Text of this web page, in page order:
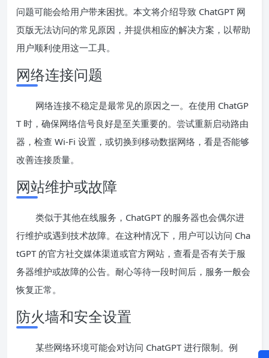
问题可能会给用户带来困扰。本文将介绍导致 ChatGPT 网
页版无法访问的常见原因，并提供相应的解决方案，以帮助
用户顺利使用这一工具。
网络连接问题
网络连接不稳定是最常见的原因之一。在使用 ChatGP
T 时，确保网络信号良好是至关重要的。尝试重新启动路由
器，检查 Wi-Fi 设置，或切换到移动数据网络，看是否能够
改善连接质量。
网站维护或故障
类似于其他在线服务，ChatGPT 的服务器也会偶尔进
行维护或遇到技术故障。在这种情况下，用户可以访问 Cha
tGPT 的官方社交媒体渠道或官方网站，查看是否有关于服
务器维护或故障的公告。耐心等待一段时间后，服务一般会
恢复正常。
防火墙和安全设置
某些网络环境可能会对访问 ChatGPT 进行限制。例